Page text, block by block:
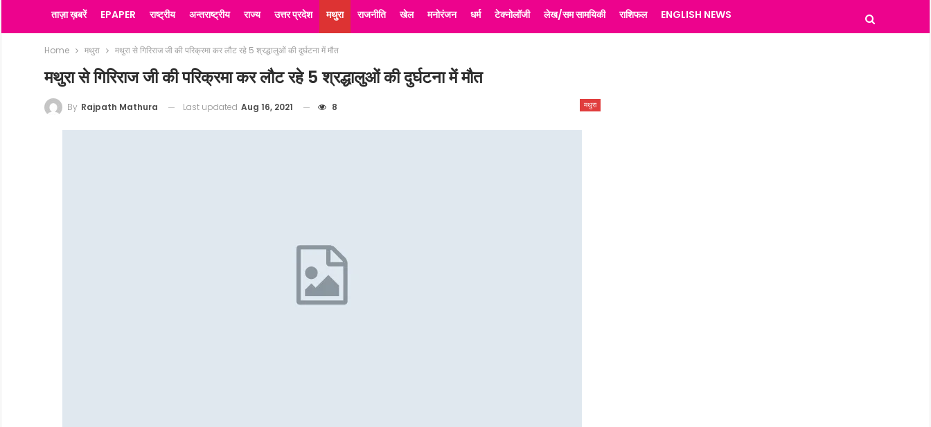
ताज़ा ख़बरें EPAPER राष्ट्रीय अन्तराष्ट्रीय राज्य उत्तर प्रदेश मथुरा राजनीति खेल मनोरंजन धर्म टेक्नोलॉजी लेख/सम सामयिकी राशिफल ENGLISH NEWS
Home मथुरा मथुरा से गिरिराज जी की परिक्रमा कर लौट रहे 5 श्रद्धालुओं की दुर्घटना में मौत
मथुरा से गिरिराज जी की परिक्रमा कर लौट रहे 5 श्रद्धालुओं की दुर्घटना में मौत
मथुरा
By Rajpath Mathura Last updated Aug 16, 2021 8